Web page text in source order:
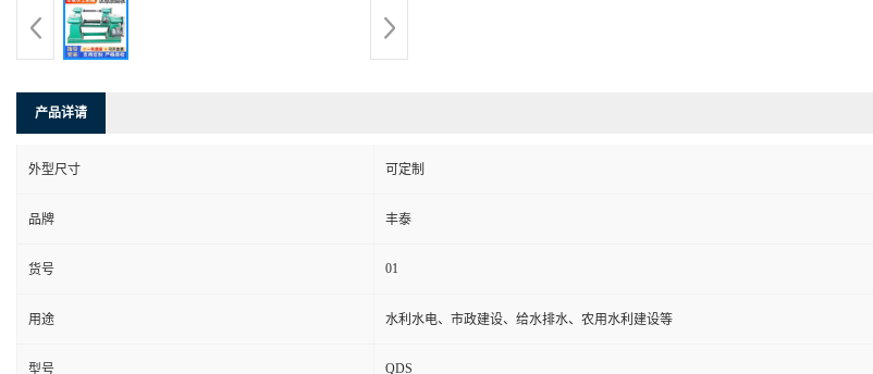
产品详请
外型尺寸 可定制
品牌 丰泰
货号 01
用途 水利水电、市政建设、给水排水、农用水利建设等
型号 QDS